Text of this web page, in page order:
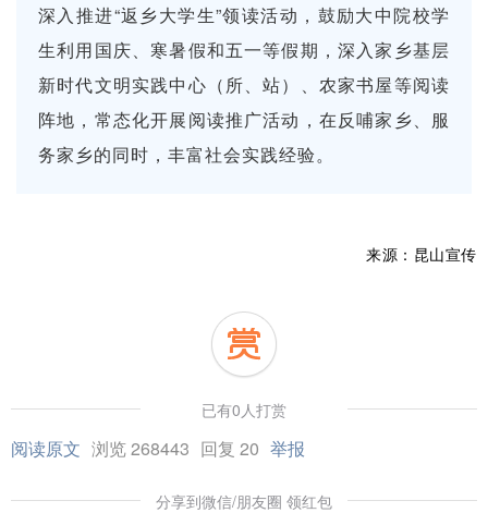
深入推进“返乡大学生”领读活动，鼓励大中院校学
生利用国庆、寒暑假和五一等假期，深入家乡基层
新时代文明实践中心（所、站）、农家书屋等阅读
阵地，常态化开展阅读推广活动，在反哺家乡、服
务家乡的同时，丰富社会实践经验。
来源：昆山宣传
已有0人打赏
阅读原文 浏览 268443 回复 20 举报
分享到微信/朋友圈 领红包